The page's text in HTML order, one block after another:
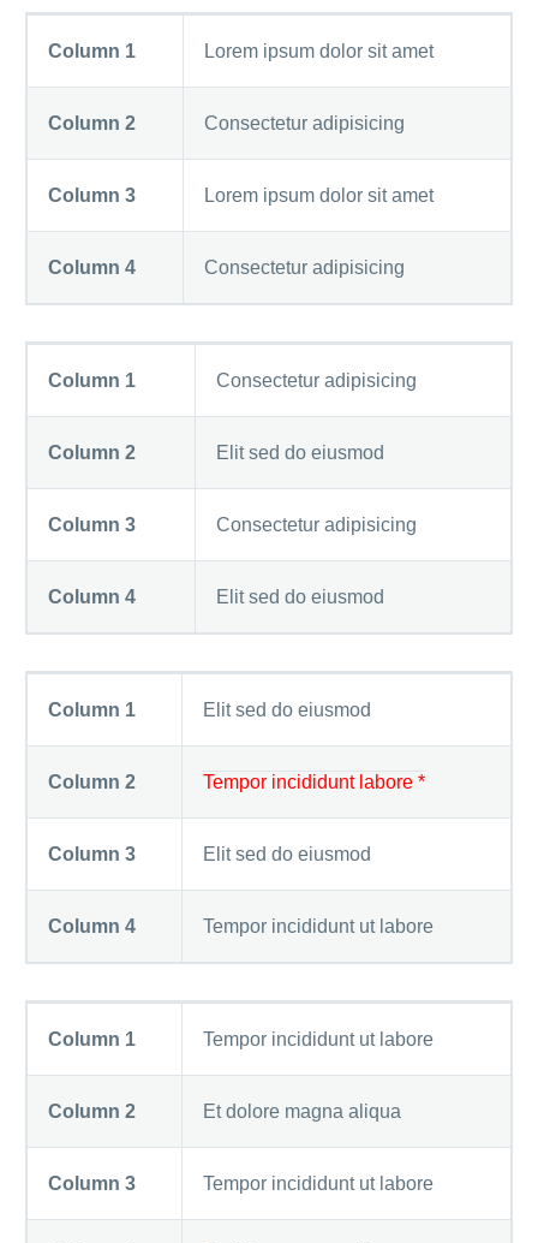
Column 1 Lorem ipsum dolor sit amet
Column 2 Consectetur adipisicing
Column 3 Lorem ipsum dolor sit amet
Column 4 Consectetur adipisicing
Column 1 Consectetur adipisicing
Column 2 Elit sed do eiusmod
Column 3 Consectetur adipisicing
Column 4 Elit sed do eiusmod
Column 1 Elit sed do eiusmod
Column 2 Tempor incididunt labore *
Column 3 Elit sed do eiusmod
Column 4 Tempor incididunt ut labore
Column 1 Tempor incididunt ut labore
Column 2 Et dolore magna aliqua
Column 3 Tempor incididunt ut labore